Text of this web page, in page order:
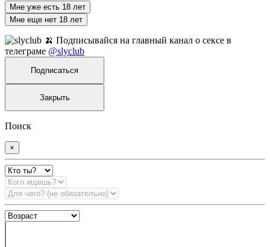
Мне уже есть 18 лет
Мне еще нет 18 лет
🍌 Подписывайся на главный канал о сексе в
телеграме @slyclub
Подписаться
Закрыть
Поиск
×